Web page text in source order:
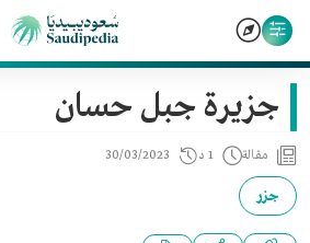
جزيرة جبل حسان
مقالة 1 د 30/03/2023
جزر